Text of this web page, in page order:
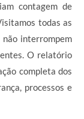
contagem de
todas as
não interrompem
O relatório
completa dos
processos e